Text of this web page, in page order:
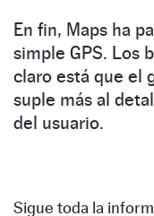
En fin, Maps ha
simple GPS. Los
claro está que el
suple más al
del usuario.
Sigue toda la